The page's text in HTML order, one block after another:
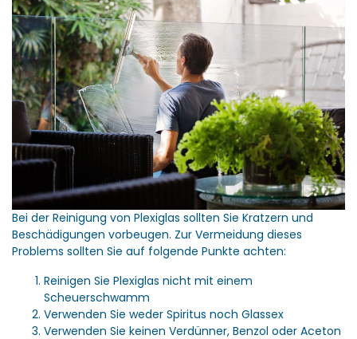
Bei der Reinigung von Plexiglas sollten Sie Kratzern und
Beschädigungen vorbeugen. Zur Vermeidung dieses
Problems sollten Sie auf folgende Punkte achten:
Reinigen Sie Plexiglas nicht mit einem
Scheuerschwamm
Verwenden Sie weder Spiritus noch Glassex
Verwenden Sie keinen Verdünner, Benzol oder Aceton